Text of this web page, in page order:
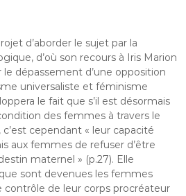
d’aborder le sujet par la
d’où son recours à Iris Marion
dépassement d’une opposition
universaliste et féminisme
le fait que s’il est désormais
des femmes à travers le
cependant « leur capacité
aux femmes de refuser d’être
maternel » (p.27). Elle
sont devenues les femmes
contrôle de leur corps procréateur